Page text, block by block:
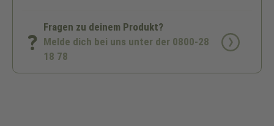
Fragen zu deinem Produkt?
Melde dich bei uns unter der 0800-28
18 78